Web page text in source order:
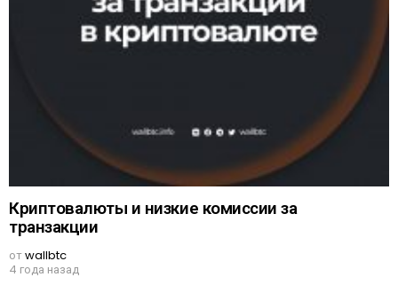
Криптовалюты и низкие комиссии за
транзакции
отwallbtc
4 года назад